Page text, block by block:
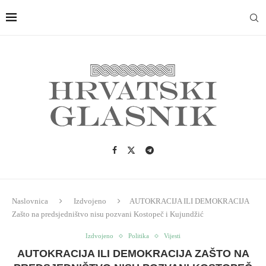
Naslovnica Izdvojeno
AUTOKRACIJA ILI DEMOKRACIJA
Zašto na predsjedništvo nisu pozvani Kostopeč i Kujundžić
Izdvojeno Politika Vijesti
AUTOKRACIJA ILI DEMOKRACIJA ZAŠTO NA